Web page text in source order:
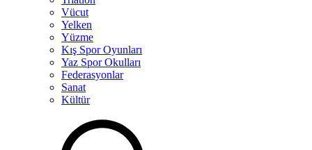
Vücut
Yelken
Yüzme
Kış Spor Oyunları
Yaz Spor Okulları
Federasyonlar
Sanat
Kültür